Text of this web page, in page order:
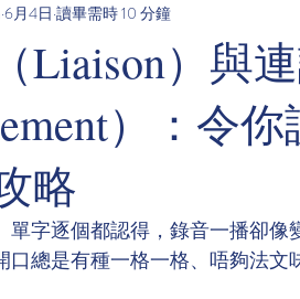
Liaison）與
）：令
略
6月4日 讀畢需時 10 分鐘
單字逐個都認得，錄音一播卻
總是有種一格一格、唔夠法文